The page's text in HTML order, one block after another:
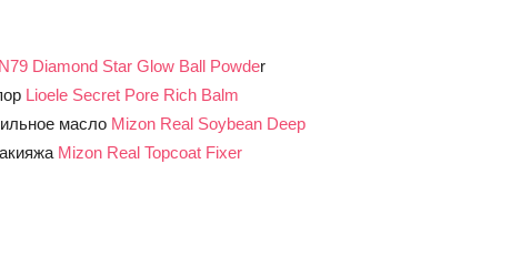
Diamond Star Glow Ball Powder
Lioele Secret Pore Rich Balm
масло Mizon Real Soybean Deep
Mizon Real Topcoat Fixer